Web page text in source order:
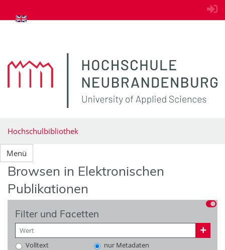
zum Inhalt springen
Hochschulbibliothek
Menü
Browsen in Elektronischen
Publikationen
Filter und Facetten
Volltext
nur Metadaten